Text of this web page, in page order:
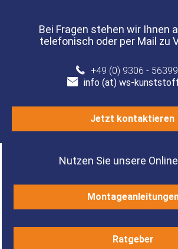
Bei Fragen stehen wir Ihnen
telefonisch oder per Mail zu
+49 (0) 9306 -
info (at) ws-
Jetzt kontaktieren
Nutzen Sie unsere
Ratgeber